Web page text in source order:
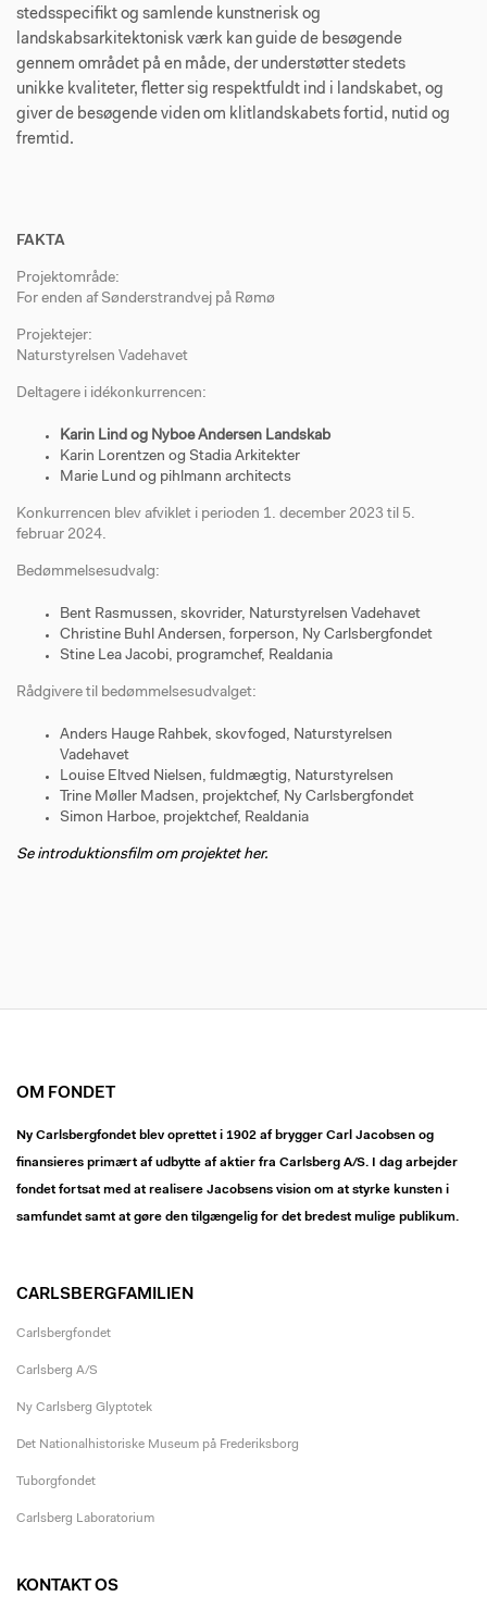
stedsspecifikt og samlende kunstnerisk og
landskabsarkitektonisk værk kan guide de besøgende
gennem området på en måde, der understøtter stedets
unikke kvaliteter, fletter sig respektfuldt ind i landskabet, og
giver de besøgende viden om klitlandskabets fortid, nutid og
fremtid.
FAKTA
Projektområde:
For enden af Sønderstrandvej på Rømø
Projektejer:
Naturstyrelsen Vadehavet
Deltagere i idékonkurrencen:
Karin Lind og Nyboe Andersen Landskab
Karin Lorentzen og Stadia Arkitekter
Marie Lund og pihlmann architects
Konkurrencen blev afviklet i perioden 1. december 2023 til 5.
februar 2024.
Bedømmelsesudvalg:
Bent Rasmussen, skovrider, Naturstyrelsen Vadehavet
Christine Buhl Andersen, forperson, Ny Carlsbergfondet
Stine Lea Jacobi, programchef, Realdania
Rådgivere til bedømmelsesudvalget:
Anders Hauge Rahbek, skovfoged, Naturstyrelsen
Vadehavet
Louise Eltved Nielsen, fuldmægtig, Naturstyrelsen
Trine Møller Madsen, projektchef, Ny Carlsbergfondet
Simon Harboe, projektchef, Realdania
Se introduktionsfilm om projektet her.
OM FONDET
Ny Carlsbergfondet blev oprettet i 1902 af brygger Carl Jacobsen og
finansieres primært af udbytte af aktier fra Carlsberg A/S. I dag arbejder
fondet fortsat med at realisere Jacobsens vision om at styrke kunsten i
samfundet samt at gøre den tilgængelig for det bredest mulige publikum.
CARLSBERGFAMILIEN
Carlsbergfondet
Carlsberg A/S
Ny Carlsberg Glyptotek
Det Nationalhistoriske Museum på Frederiksborg
Tuborgfondet
Carlsberg Laboratorium
KONTAKT OS